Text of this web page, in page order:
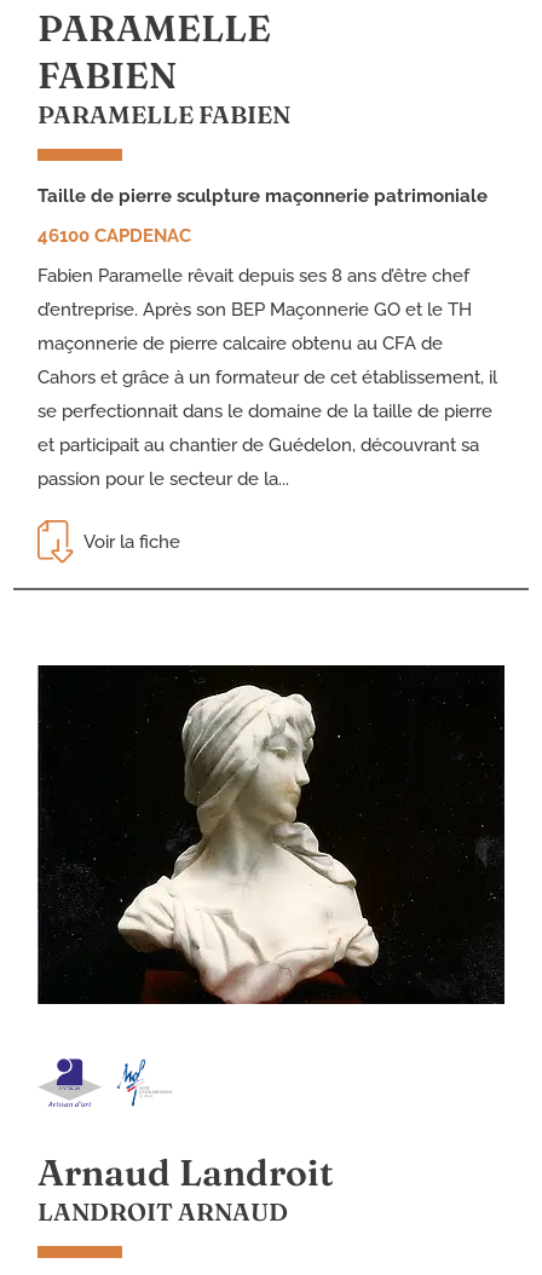
PARAMELLE
FABIEN
PARAMELLE FABIEN
taille de pierre sculpture maçonnerie patrimoniale
46100 CAPDENAC
Fabien Paramelle rêvait depuis ses 8 ans d’être chef
d’entreprise. Après son BEP Maçonnerie GO et le TH
maçonnerie de pierre calcaire obtenu au CFA de
Cahors et grâce à un formateur de cet établissement, il
se perfectionnait dans le domaine de la taille de pierre
et participait au chantier de Guédelon, découvrant sa
passion pour le secteur de la...
Voir la fiche
Arnaud Landroit
LANDROIT ARNAUD